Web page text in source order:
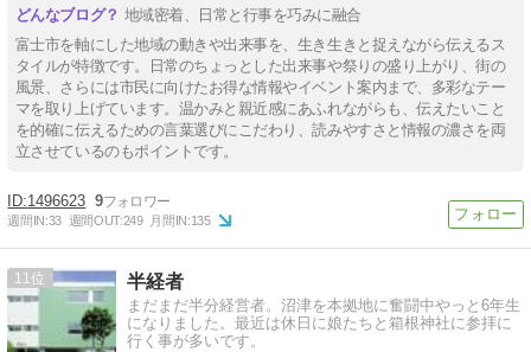
地域密着、日常と行事を巧みに融合
富士市を軸にした地域の動きや出来事を、生き生きと捉えながら伝えるス
タイルが特徴です。日常のちょっとした出来事や祭りの盛り上がり、街の
風景、さらには市民に向けたお得な情報やイベント案内まで、多彩なテー
マを取り上げています。温かみと親近感にあふれながらも、伝えたいこと
を的確に伝えるための言葉選びにこだわり、読みやすさと情報の濃さを両
立させているのもポイントです。
1496623 9
週間IN:33 週間OUT:249 月間IN:135
11 半経者
まだまだ半分経営者。沼津を本拠地に奮闘中やっと6年生
になりました。最近は休日に娘たちと箱根神社に参拝に
行く事が多いです。